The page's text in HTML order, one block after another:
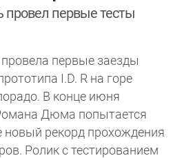
провел первые тесты
первые заезды
I.D. R на горе
В конце июня
Дюма попытается
рекорд прохождения
Ролик с тестированием